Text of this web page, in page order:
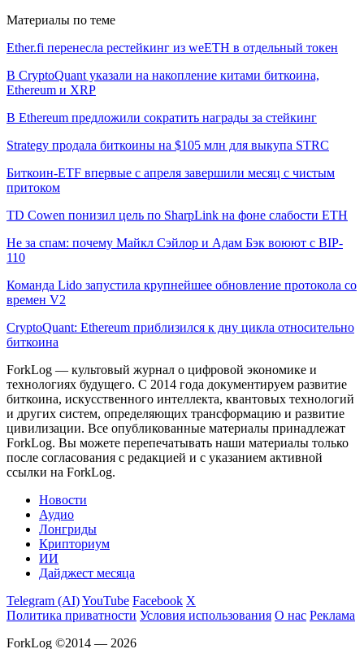
Материалы по теме
Ether.fi перенесла рестейкинг из weETH в отдельный токен
В CryptoQuant указали на накопление китами биткоина,
Ethereum и XRP
В Ethereum предложили сократить награды за стейкинг
Strategy продала биткоины на $105 млн для выкупа STRC
Биткоин-ETF впервые с апреля завершили месяц с чистым
притоком
TD Cowen понизил цель по SharpLink на фоне слабости ETH
Не за спам: почему Майкл Сэйлор и Адам Бэк воюют с BIP-
110
Команда Lido запустила крупнейшее обновление протокола со
времен V2
CryptoQuant: Ethereum приблизился к дну цикла относительно
биткоина
ForkLog — культовый журнал о цифровой экономике и
технологиях будущего. С 2014 года документируем развитие
биткоина, искусственного интеллекта, квантовых технологий
и других систем, определяющих трансформацию и развитие
цивилизации. Все опубликованные материалы принадлежат
ForkLog. Вы можете перепечатывать наши материалы только
после согласования с редакцией и с указанием активной
ссылки на ForkLog.
Новости
Аудио
Лонгриды
Крипториум
ИИ
Дайджест месяца
Telegram (AI)YouTube Facebook X
Политика приватности Условия использования О нас Реклама
ForkLog ©2014 — 2026